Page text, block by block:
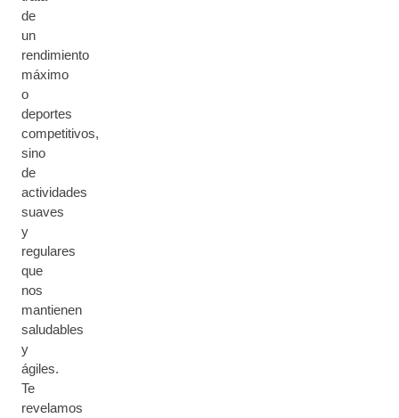
de
un
rendimiento
máximo
o
deportes
competitivos,
sino
de
actividades
suaves
y
regulares
que
nos
mantienen
saludables
y
ágiles.
Te
revelamos